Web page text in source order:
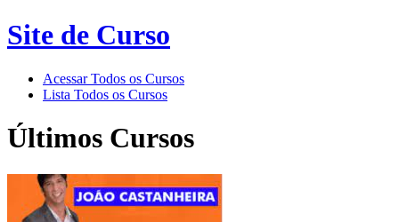
Site de Curso
Acessar Todos os Cursos
Lista Todos os Cursos
Últimos Cursos